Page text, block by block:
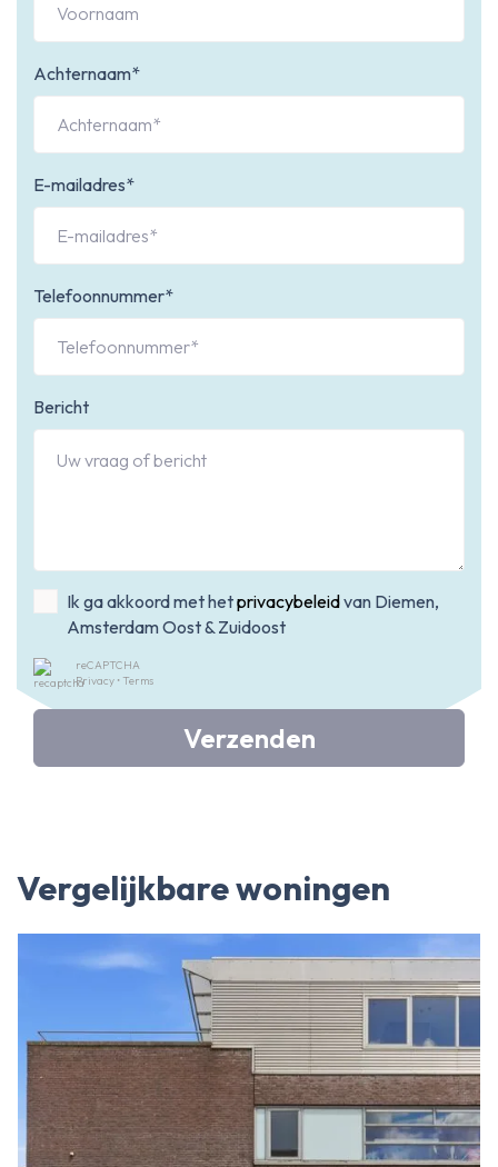
Achternaam*
E-mailadres*
Telefoonnummer*
Bericht
Ik ga akkoord met hetprivacybeleidvan Diemen,
Amsterdam Oost & Zuidoost
reCAPTCHA
Privacy • Terms
Verzenden
Vergelijkbare woningen